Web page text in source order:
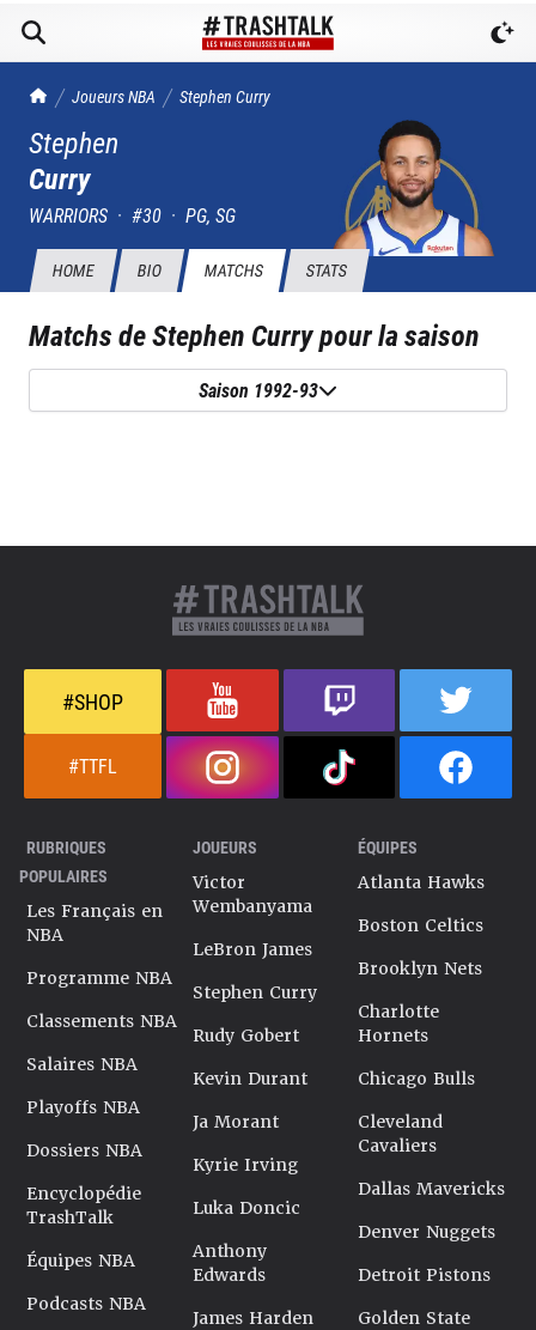
TrashTalk Actu NBA
Joueurs NBA Stephen Curry
Stephen
Curry
WARRIORS · #30 · PG, SG
HOME BIO MATCHS STATS
Matchs deStephen Currypour la saison
Saison 1992-93
#SHOP
#TTFL
RUBRIQUES
POPULAIRES
Les Français en
NBA
Programme NBA
Classements NBA
Salaires NBA
Playoffs NBA
Dossiers NBA
Encyclopédie
TrashTalk
Équipes NBA
Podcasts NBA
JOUEURS
Victor
Wembanyama
LeBron James
Stephen Curry
Rudy Gobert
Kevin Durant
Ja Morant
Kyrie Irving
Luka Doncic
Anthony
Edwards
James Harden
ÉQUIPES
Atlanta Hawks
Boston Celtics
Brooklyn Nets
Charlotte
Hornets
Chicago Bulls
Cleveland
Cavaliers
Dallas Mavericks
Denver Nuggets
Detroit Pistons
Golden State